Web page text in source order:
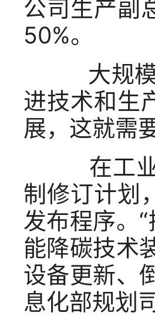
公司生产副
50%。
大规模
进技术和生
展，这就需
在工业
制修订计划
发布程序。
能降碳技术
设备更新、
息化部规划